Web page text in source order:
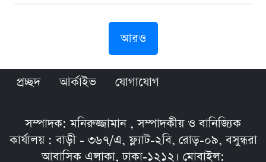
আরও
প্রচ্ছদ আর্কাইভ যোগাযোগ
সম্পাদক: মনিরুজ্জামান , সম্পাদকীয় ও বানিজ্যিক
কার্যালয় : বাড়ী - ৩৬৭/এ, ফ্ল্যাট-২বি, রোড়-০৯, বসুন্ধরা
আবাসিক এলাকা, ঢাকা-১২১২। মোবাইল: